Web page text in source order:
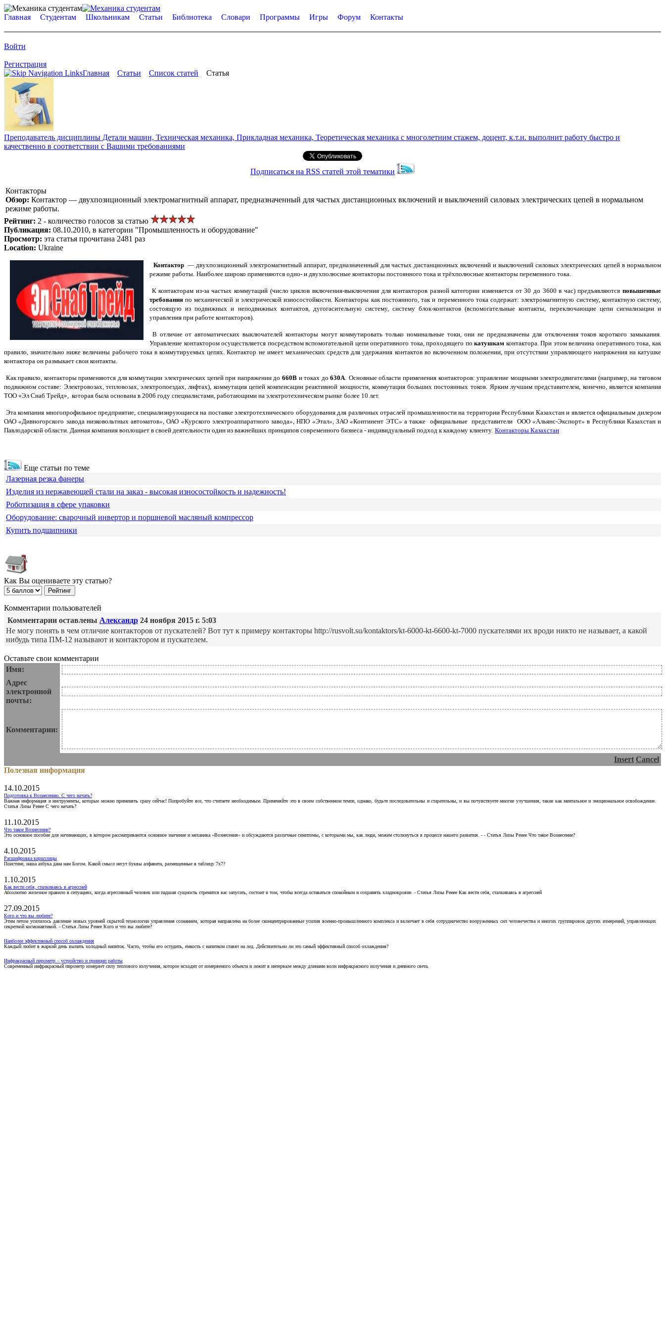
Главная Студентам Школьникам Статьи Библиотека Словари Программы Игры Форум Контакты
Войти
Регистрация
Главная
Статьи Список статей Статья
Преподаватель дисциплины Детали машин, Техническая механика, Прикладная механика, Теоретическая механика с многолетним стажем, доцент, к.т.н. выполнит работу быстро и
качественно в соответствии с Вашими требованиями
Подписаться на RSS статей этой тематики
Контакторы
Обзор: Контактор — двухпозиционный электромагнитный аппарат, предназначенный для частых дистанционных включений и выключений силовых электрических цепей в нормальном
режиме работы.
Рейтинг: 2 - количество голосов за статью
Публикация: 08.10.2010, в категории "Промышленность и оборудование"
Просмотр: эта статья прочитана 2481 раз
Location: Ukraine
Контактор— двухпозиционный электромагнитный аппарат, предназначенный для частых дистанционных включений и выключений силовых электрических цепей в нормальном
режиме работы. Наиболее широко применяются одно- и двухполюсные контакторы постоянного тока и трёхполюсные контакторы переменного тока.
К контакторам из-за частых коммутаций (число циклов включения-выключения для контакторов разной категории изменяется от 30 до 3600 в час) предъявляются повышенные
требования по механической и электрической износостойкости. Контакторы как постоянного, так и переменного тока содержат: электромагнитную систему, контактную систему,
состоящую из подвижных и неподвижных контактов, дугогасительную систему, систему блок-контактов (вспомогательные контакты, переключающие цепи сигнализации и
управления при работе контакторов).
В отличие от автоматических выключателей контакторы могут коммутировать только номинальные токи, они не предназначены для отключения токов короткого замыкания.
Управление контактором осуществляется посредством вспомогательной цепи оперативного тока, проходящего покатушкам контактора. При этом величина оперативного тока, как
правило, значительно ниже величины рабочего тока в коммутируемых цепях. Контактор не имеет механических средств для удержания контактов во включенном положении, при отсутствии управляющего напряжения на катушке
контактора он размыкает свои контакты.
Как правило, контакторы применяются для коммутации электрических цепей при напряжении до 660Ви токах до630А Основные области применения контакторов: управление мощными электродвигателями (например, на тяговом
подвижном составе: Электровозах, тепловозах, электропоездах, лифтах), коммутация цепей компенсации реактивной мощности, коммутация больших постоянных токов. Ярким лучшим представителем, конечно, является компания
ТОО «Эл Снаб Трейд»,
которая была основана в 2006 году специалистами, работающими на электротехническом рынке более 10 лет.
Эта компания многопрофильное предприятие, специализирующиеся на поставке электротехнического оборудования для различных отраслей промышленности на территории Республики Казахстан и является официальным дилером
ОАО «Дивногорского завода низковольтных автоматов» ,ОАО «Курского электроаппаратного завода» ,НПО «Этал» ,ЗАО «Континент ЭТС» а также официальные представители ООО«Альянс-Экспорт»в Республики Казахстан и
Павлодарской области. Данная компания воплощает в своей деятельности один из важнейших принципов современного бизнеса - индивидуальный подход к каждому клиенту. Контакторы Казахстан
Еще статьи по теме
Лазерная резка фанеры
Изделия из нержавеющей стали на заказ - высокая износостойкость и надежность!
Роботизация в сфере упаковки
Оборудование: сварочный инвертор и поршневой масляный компрессор
Купить подшипники
Как Вы оцениваете эту статью?
Комментарии пользователей
Комментарии оставлены Александр 24 ноября 2015 г. 5:03
Не могу понять в чем отличие контакторов от пускателей? Вот тут к примеру контакторы http://rusvolt.su/kontaktors/kt-6000-kt-6600-kt-7000 пускателями их вроди никто не называет, а какой
нибудь типа ПМ-12 называют и контактором и пускателем.
Оставьте свои комментарии
Имя:
Адрес
электронной
почты:
Комментарии:
Insert Cancel
Полезная информация
14.10.2015
Подготовка к Вознесению. С чего начать?
Важная информация и инструменты, которые можно применять сразу сейчас! Попробуйте все, что считаете необходимым. Применяйте это в своем собственном темпе, однако, будьте последовательны и старательны, и вы почувствуете многие улучшения, такие как ментальное и эмоциональное освобождение.
Статья Лизы Ренее С чего начать?
11.10.2015
Что такое Вознесение?
Это основное пособие для начинающих, в котором рассматриваются основное значение и механика «Вознесения» и обсуждаются различные симптомы, с которыми мы, как люди, можем столкнуться в процессе нашего развития. - - Статья Лизы Ренее Что такое Вознесение?
4.10.2015
Расшифровка кириллицы
Поистине, наша азбука дана нам Богом. Какой смысл несут буквы алфавита, размещенные в таблицу 7х7?
1.10.2015
Как вести себя, сталкиваясь в агрессией
Абсолютно железное правило в ситуациях, когда агрессивный человек или падшая сущность стремится вас запугать, состоит в том, чтобы всегда оставаться спокойным и сохранять хладнокровие. - Статья Лизы Ренее Как вести себя, сталкиваясь в агрессией
27.09.2015
Кого и что вы любите?
Этим летом усилилось давление новых уровней скрытой технологии управления сознанием, которая направлена на более сконцентрированные усилия военно-промышленного комплекса и включает в себя сотрудничество вооруженных сил человечества и многих группировок других измерений, управляющих
секретной космонавтикой. - Статья Лизы Ренее Кого и что вы любите?
Наиболее эффективный способ охлаждения
Каждый любит в жаркий день выпить холодный напиток. Часто, чтобы его остудить, емкость с напитком ставят на лед. Действительно ли это самый эффективный способ охлаждения?
Инфракрасный пирометр – устройство и принцип работы
Современный инфракрасный пирометр измеряет силу теплового излучения, которое исходит от измеряемого объекта и лежит в интервале между длинами волн инфракрасного излучения и дневного света.